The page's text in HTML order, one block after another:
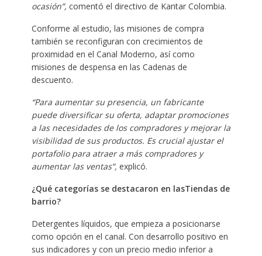
ocasión”, comentó el directivo de Kantar Colombia.
Conforme al estudio, las misiones de compra
también se reconfiguran con crecimientos de
proximidad en el Canal Moderno, así como
misiones de despensa en las Cadenas de
descuento.
“Para aumentar su presencia, un fabricante
puede diversificar su oferta, adaptar promociones
a las necesidades de los compradores y mejorar la
visibilidad de sus productos. Es crucial ajustar el
portafolio para atraer a más compradores y
aumentar las ventas”, explicó.
¿Qué categorías se destacaron en lasTiendas de
barrio?
Detergentes líquidos, que empieza a posicionarse
como opción en el canal. Con desarrollo positivo en
sus indicadores y con un precio medio inferior a